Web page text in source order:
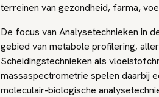
terreinen van gezondheid, farma,
De focus van Analysetechnieken in
gebied van metabole profilering,
Scheidingstechnieken als
massaspectrometrie spelen daarbij
moleculair-biologische